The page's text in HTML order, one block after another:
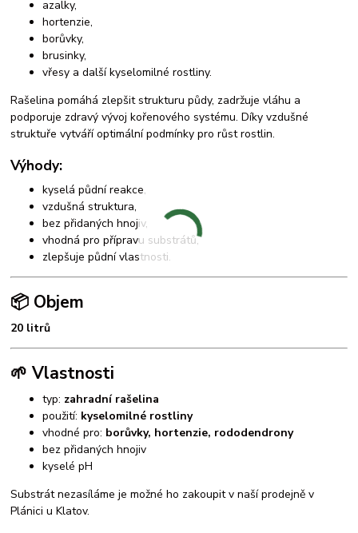
azalky,
hortenzie,
borůvky,
brusinky,
vřesy a další kyselomilné rostliny.
Rašelina pomáhá zlepšit strukturu půdy, zadržuje vláhu a
podporuje zdravý vývoj kořenového systému. Díky vzdušné
struktuře vytváří optimální podmínky pro růst rostlin.
Výhody:
kyselá půdní reakce,
vzdušná struktura,
bez přidaných hnojiv,
vhodná pro přípravu substrátů,
zlepšuje půdní vlastnosti.
📦 Objem
20 litrů
🌱 Vlastnosti
typ: zahradní rašelina
použití: kyselomilné rostliny
vhodné pro: borůvky, hortenzie, rododendrony
bez přidaných hnojiv
kyselé pH
Substrát nezasíláme je možné ho zakoupit v naší prodejně v
Plánici u Klatov.